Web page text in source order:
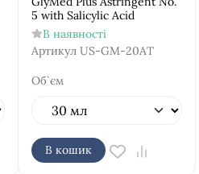
5 with Salicylic Acid
В наявності
Артикул US-GM-20AT
Об`єм
В кошик